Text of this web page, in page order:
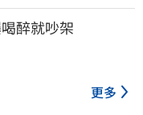
醉就吵架
更多